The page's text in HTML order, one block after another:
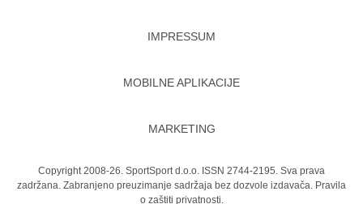
IMPRESSUM
MOBILNE APLIKACIJE
MARKETING
Copyright 2008-26. SportSport d.o.o. ISSN 2744-2195. Sva prava
zadržana. Zabranjeno preuzimanje sadržaja bez dozvole izdavača. Pravila
o zaštiti privatnosti.